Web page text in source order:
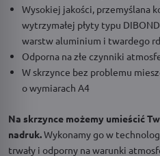
Wysokiej jakości, przemyślana
wytrzymałej płyty typu
warstw aluminium i twardego
Odporna na złe czynniki
W skrzynce bez problemu
o wymiarach A4
Na skrzynce możemy umieścić
nadruk.Wykonamy go w
trwały i odporny na warunki